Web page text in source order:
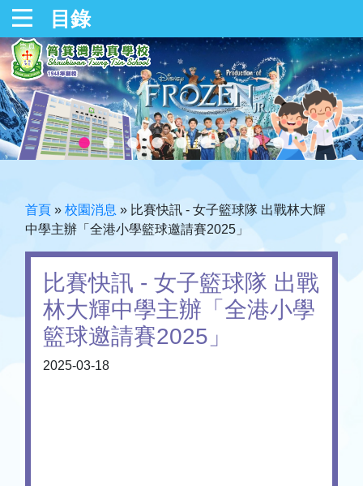
目錄
首頁 » 校園消息 » 比賽快訊 - 女子籃球隊 出戰林大輝
中學主辦「全港小學籃球邀請賽2025」
比賽快訊 - 女子籃球隊 出戰
林大輝中學主辦「全港小學
籃球邀請賽2025」
2025-03-18